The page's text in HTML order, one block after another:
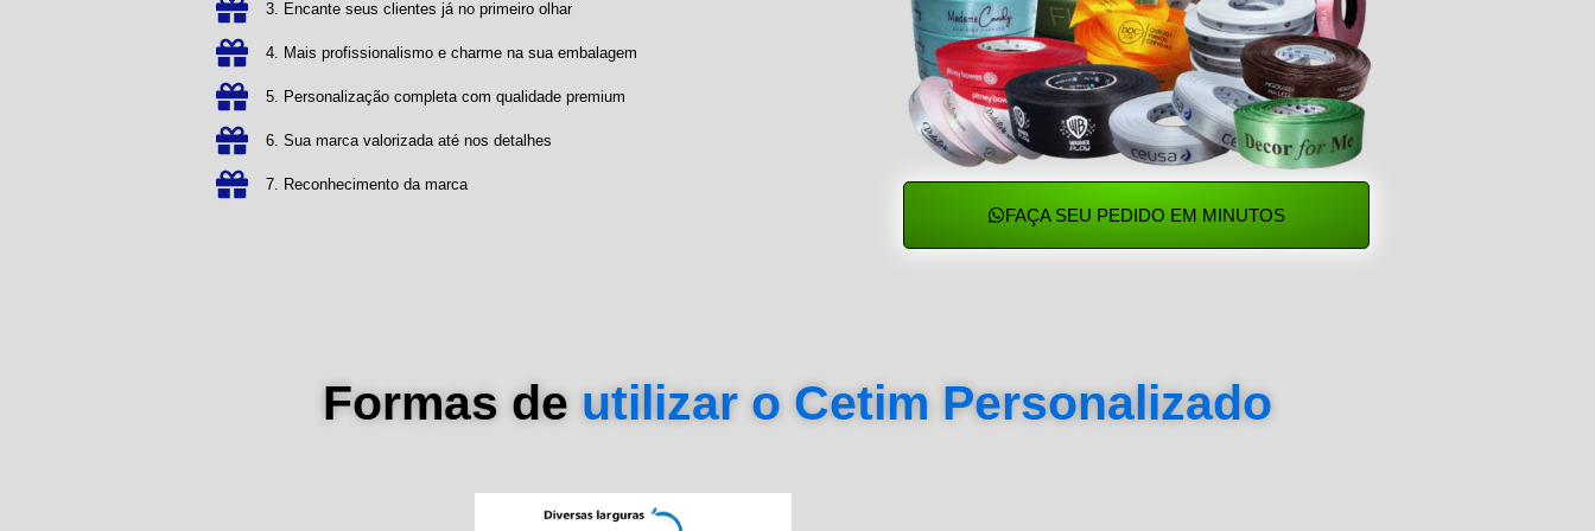
3. Encante seus clientes já no primeiro olhar
4. Mais profissionalismo e charme na sua embalagem
5. Personalização completa com qualidade premium
6. Sua marca valorizada até nos detalhes
7. Reconhecimento da marca
FAÇA SEU PEDIDO EM MINUTOS
Formas de utilizar o Cetim Personalizado